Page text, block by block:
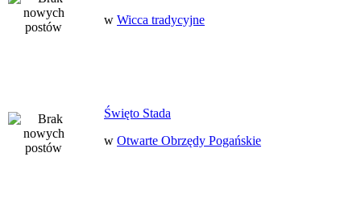
w Wicca tradycyjne
Święto Stada
w Otwarte Obrzędy Pogańskie